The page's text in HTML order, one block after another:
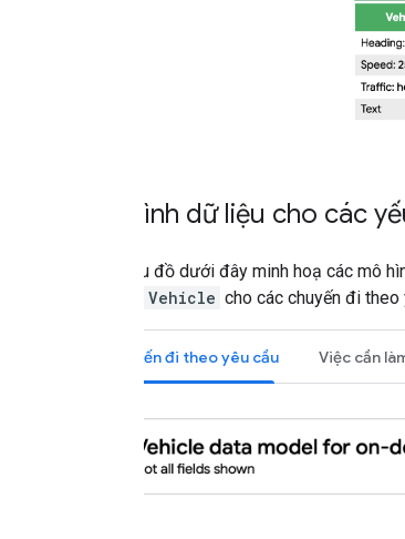
Mô hình dữ liệu cho các
Các biểu đồ dưới đây minh hoạ các mô
Vehicle cho các chuyến đi theo
Chuyến đi theo yêu cầu Việc cần